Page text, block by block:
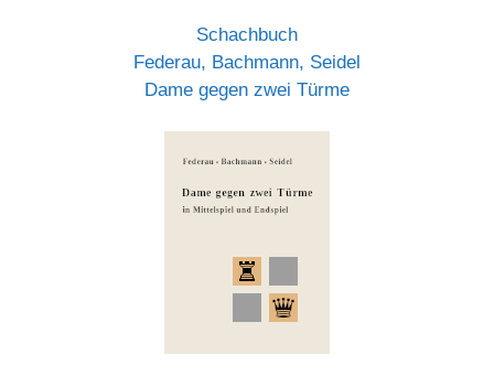
Schachbuch
Federau, Bachmann, Seidel
Dame gegen zwei Türme